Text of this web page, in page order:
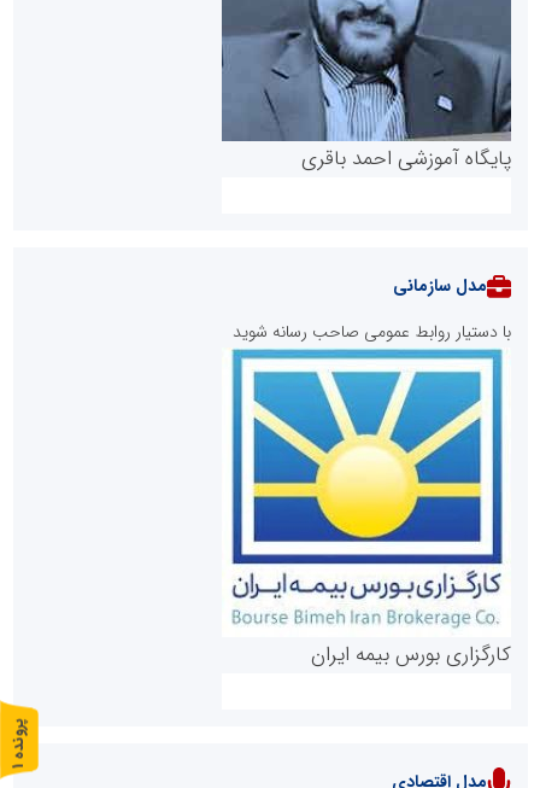
پایگاه آموزشی احمد باقری
روابط عمومی خبرگزاری گزارش خبر
مدل سازمانی
با دستیار روابط عمومی صاحب رسانه شوید
کارگزاری بورس بیمه ایران
مدل اقتصادی
پ
ر
و
ن
د
ه
1